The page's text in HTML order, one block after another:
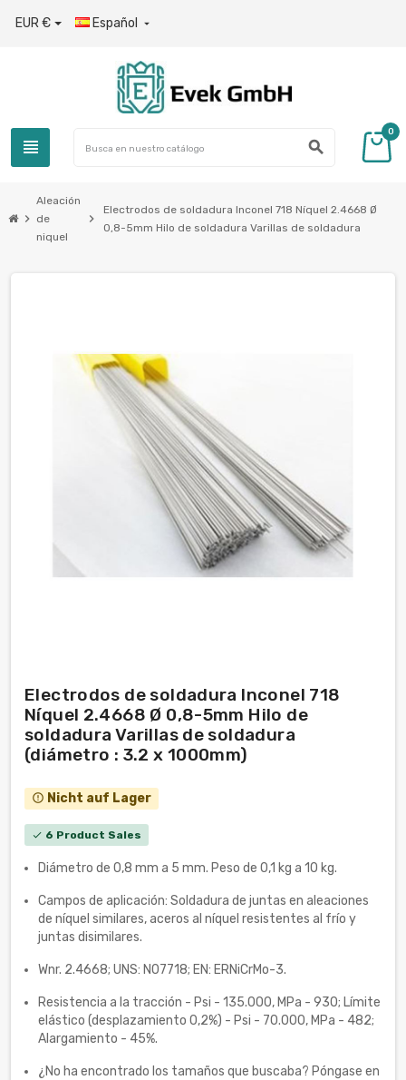
EUR € Español 
view_headline search
0
chevron_right
Aleación
de
niquel
chevron_right
Electrodos de soldadura Inconel 718 Níquel 2.4668 Ø
0,8-5mm Hilo de soldadura Varillas de soldadura
Electrodos de soldadura Inconel 718
Níquel 2.4668 Ø 0,8-5mm Hilo de
soldadura Varillas de soldadura
(diámetro : 3.2 x 1000mm)
error_outline Nicht auf Lager
check 6 Product Sales
Diámetro de 0,8 mm a 5 mm. Peso de 0,1 kg a 10 kg.
Campos de aplicación: Soldadura de juntas en aleaciones
de níquel similares, aceros al níquel resistentes al frío y
juntas disimilares.
Wnr. 2.4668; UNS: N07718; EN: ERNiCrMo-3.
Resistencia a la tracción - Psi - 135.000, MPa - 930; Límite
elástico (desplazamiento 0,2%) - Psi - 70.000, MPa - 482;
Alargamiento - 45%.
¿No ha encontrado los tamaños que buscaba? Póngase en